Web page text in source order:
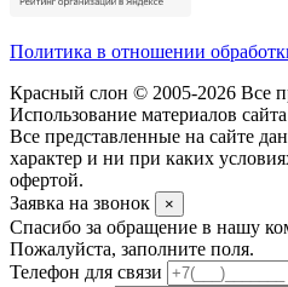
Политика в отношении
Красный слон © 2005-2026 Все
Использование материалов
Все представленные на сайте
характер и ни при каких
офертой.
Заявка на звонок
×
Спасибо за обращение в нашу
Пожалуйста, заполните поля.
Телефон для связи